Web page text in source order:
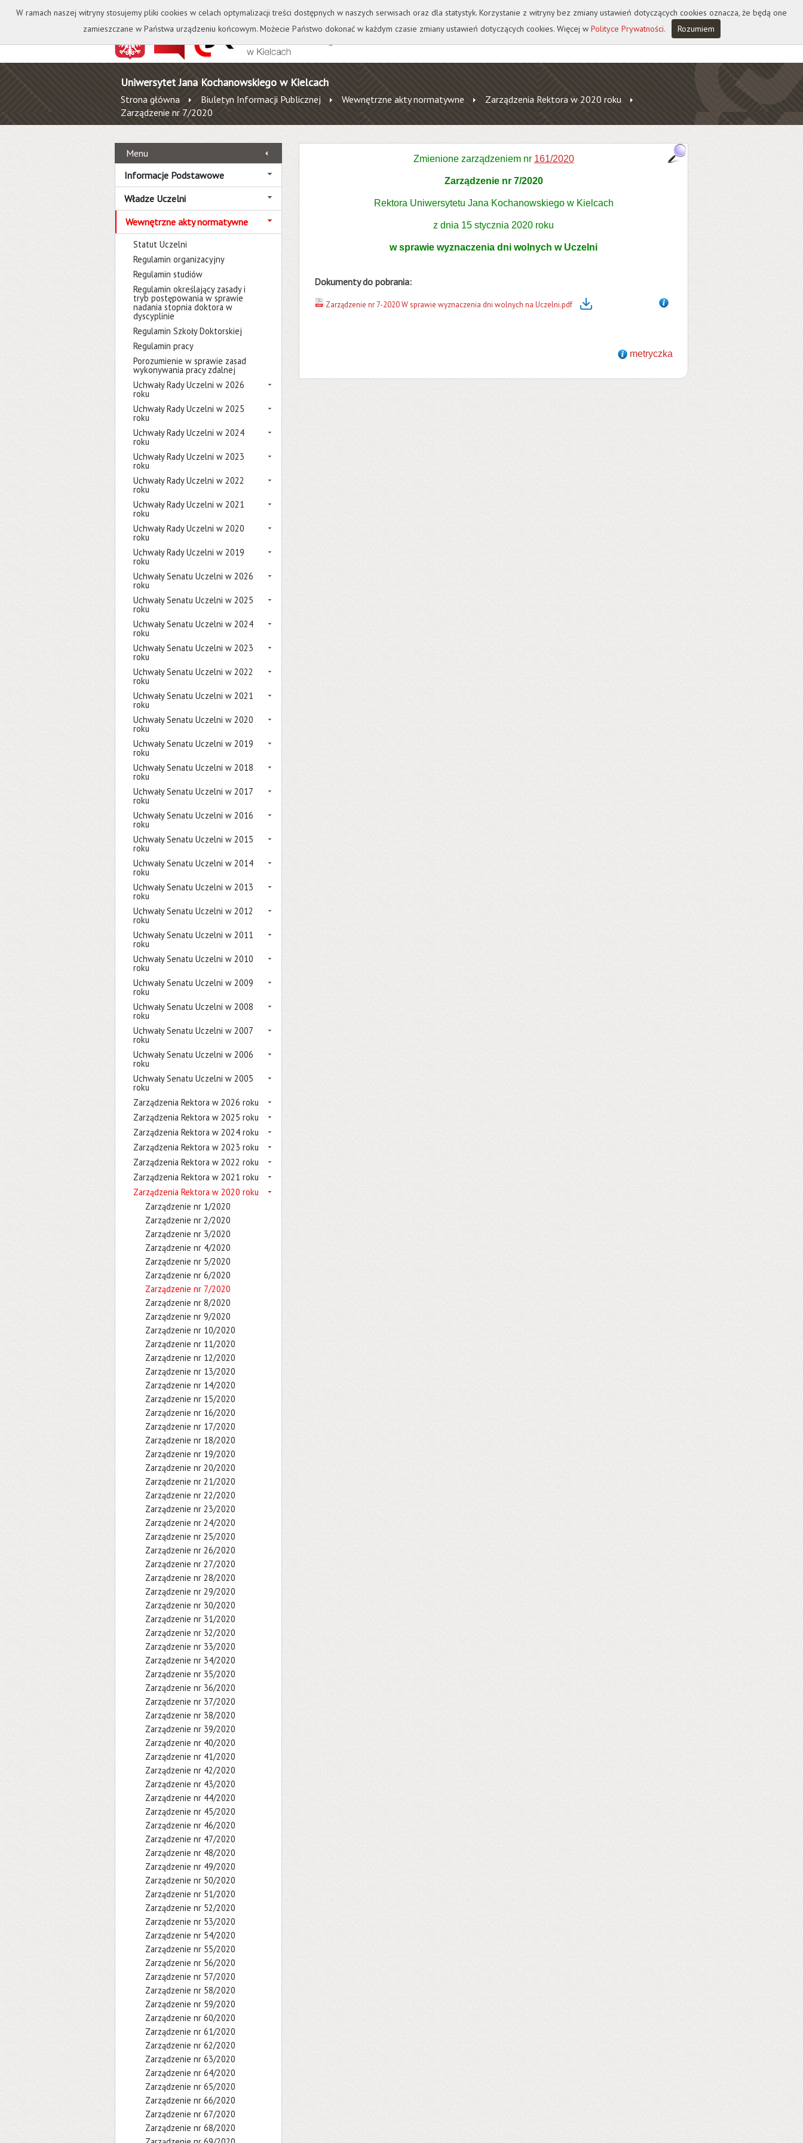
Kontakt Biblioteka Wydawnictwo Wirtualna Uczelnia A A A A
Uniwersytet Jana Kochanowskiego w Kielcach
Strona główna Biuletyn Informacji Publicznej Wewnętrzne akty normatywne
Zarządzenia Rektora w 2020 roku
Zarządzenie nr 7/2020
Menu
Informacje Podstawowe
Władze Uczelni
Wewnętrzne akty normatywne
Statut Uczelni
Regulamin organizacyjny
Regulamin studiów
Regulamin określający zasady i
tryb postępowania w sprawie
nadania stopnia doktora w
dyscyplinie
Regulamin Szkoły Doktorskiej
Regulamin pracy
Porozumienie w sprawie zasad
wykonywania pracy zdalnej
Uchwały Rady Uczelni w 2026
roku
Uchwały Rady Uczelni w 2025
roku
Uchwały Rady Uczelni w 2024
roku
Uchwały Rady Uczelni w 2023
roku
Uchwały Rady Uczelni w 2022
roku
Uchwały Rady Uczelni w 2021
roku
Uchwały Rady Uczelni w 2020
roku
Uchwały Rady Uczelni w 2019
roku
Uchwały Senatu Uczelni w 2026
roku
Uchwały Senatu Uczelni w 2025
roku
Uchwały Senatu Uczelni w 2024
roku
Uchwały Senatu Uczelni w 2023
roku
Uchwały Senatu Uczelni w 2022
roku
Uchwały Senatu Uczelni w 2021
roku
Uchwały Senatu Uczelni w 2020
roku
Uchwały Senatu Uczelni w 2019
roku
Uchwały Senatu Uczelni w 2018
roku
Uchwały Senatu Uczelni w 2017
roku
Uchwały Senatu Uczelni w 2016
roku
Uchwały Senatu Uczelni w 2015
roku
Uchwały Senatu Uczelni w 2014
roku
Uchwały Senatu Uczelni w 2013
roku
Uchwały Senatu Uczelni w 2012
roku
Uchwały Senatu Uczelni w 2011
roku
Uchwały Senatu Uczelni w 2010
roku
Uchwały Senatu Uczelni w 2009
roku
Uchwały Senatu Uczelni w 2008
roku
Uchwały Senatu Uczelni w 2007
roku
Uchwały Senatu Uczelni w 2006
roku
Uchwały Senatu Uczelni w 2005
roku
Zarządzenia Rektora w 2026 roku
Zarządzenia Rektora w 2025 roku
Zarządzenia Rektora w 2024 roku
Zarządzenia Rektora w 2023 roku
Zarządzenia Rektora w 2022 roku
Zarządzenia Rektora w 2021 roku
Zarządzenia Rektora w 2020 roku
Zarządzenie nr 1/2020
Zarządzenie nr 2/2020
Zarządzenie nr 3/2020
Zarządzenie nr 4/2020
Zarządzenie nr 5/2020
Zarządzenie nr 6/2020
Zarządzenie nr 7/2020
Zarządzenie nr 8/2020
Zarządzenie nr 9/2020
Zarządzenie nr 10/2020
Zarządzenie nr 11/2020
Zarządzenie nr 12/2020
Zarządzenie nr 13/2020
Zarządzenie nr 14/2020
Zarządzenie nr 15/2020
Zarządzenie nr 16/2020
Zarządzenie nr 17/2020
Zarządzenie nr 18/2020
Zarządzenie nr 19/2020
Zarządzenie nr 20/2020
Zarządzenie nr 21/2020
Zarządzenie nr 22/2020
Zarządzenie nr 23/2020
Zarządzenie nr 24/2020
Zarządzenie nr 25/2020
Zarządzenie nr 26/2020
Zarządzenie nr 27/2020
Zarządzenie nr 28/2020
Zarządzenie nr 29/2020
Zarządzenie nr 30/2020
Zarządzenie nr 31/2020
Zarządzenie nr 32/2020
Zarządzenie nr 33/2020
Zarządzenie nr 34/2020
Zarządzenie nr 35/2020
Zarządzenie nr 36/2020
Zarządzenie nr 37/2020
Zarządzenie nr 38/2020
Zarządzenie nr 39/2020
Zarządzenie nr 40/2020
Zarządzenie nr 41/2020
Zarządzenie nr 42/2020
Zarządzenie nr 43/2020
Zarządzenie nr 44/2020
Zarządzenie nr 45/2020
Zarządzenie nr 46/2020
Zarządzenie nr 47/2020
Zarządzenie nr 48/2020
Zarządzenie nr 49/2020
Zarządzenie nr 50/2020
Zarządzenie nr 51/2020
Zarządzenie nr 52/2020
Zarządzenie nr 53/2020
Zarządzenie nr 54/2020
Zarządzenie nr 55/2020
Zarządzenie nr 56/2020
Zarządzenie nr 57/2020
Zarządzenie nr 58/2020
Zarządzenie nr 59/2020
Zarządzenie nr 60/2020
Zarządzenie nr 61/2020
Zarządzenie nr 62/2020
Zarządzenie nr 63/2020
Zarządzenie nr 64/2020
Zarządzenie nr 65/2020
Zarządzenie nr 66/2020
Zarządzenie nr 67/2020
Zarządzenie nr 68/2020
Zmienione zarządzeniem nr 161/2020
Zarządzenie nr 7/2020
Rektora Uniwersytetu Jana Kochanowskiego w Kielcach
z dnia 15 stycznia 2020 roku
w sprawie wyznaczenia dni wolnych w Uczelni
Dokumenty do pobrania:
Zarządzenie nr 7-2020 W sprawie wyznaczenia dni wolnych na Uczelni.pdf
metryczka
W ramach naszej witryny stosujemy pliki cookies w celach optymalizacji treści dostępnych w naszych serwisach oraz dla statystyk. Korzystanie z witryny bez zmiany ustawień dotyczących cookies oznacza, że będą one
zamieszczane w Państwa urządzeniu końcowym. Możecie Państwo dokonać w każdym czasie zmiany ustawień dotyczących cookies. Więcej w Polityce Prywatności. Rozumiem